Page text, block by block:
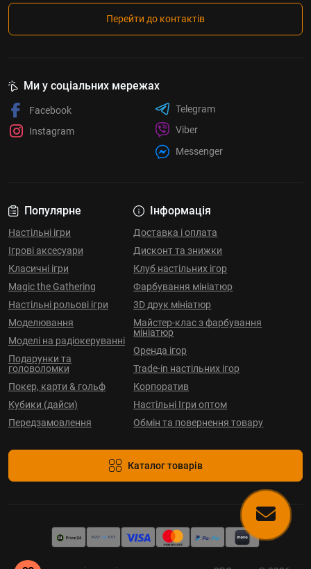
Перейти до контактів
Популярне
Настільні ігри
Ігрові аксесуари
Класичні ігри
Magic the Gathering
Настільні рольові ігри
Моделювання
Моделі на радіокеруванні
Подарунки та
головоломки
Покер, карти & гольф
Кубики (дайси)
Передзамовлення
Інформація
Доставка і оплата
Дисконт та знижки
Клуб настільних ігор
Фарбування мініатюр
3D друк мініатюр
Майстер-клас з фарбування
мініатюр
Оренда ігор
Trade-in настільних ігор
Корпоратив
Настільні Ігри оптом
Обмін та повернення товару
Каталог товарів
Ми у соціальних мережах
Facebook
Instagram
Telegram
Viber
Messenger